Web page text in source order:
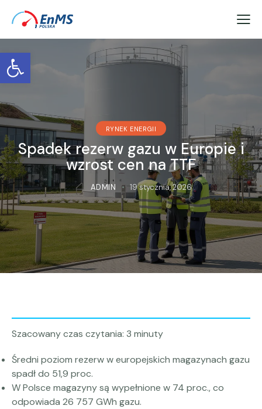
RYNEK ENERGII
Spadek rezerw gazu w Europie i
wzrost cen na TTF
ADMIN 19 stycznia, 2026
Szacowany czas czytania: 3 minuty
Średni poziom rezerw w europejskich magazynach gazu
spadł do 51,9 proc.
W Polsce magazyny są wypełnione w 74 proc., co
odpowiada 26 757 GWh gazu.
Otwórz pasek narzędzi